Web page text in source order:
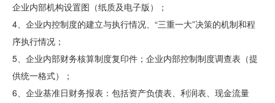
企业内部机构设置图（纸质及电子版）；
4、企业内控制度的建立与执行情况、“三重一大”决策的机制和程
序执行情况；
5、企业内部财务核算制度复印件；企业内部控制制度调查表（提
供统一格式）；
6、企业基准日财务报表：包括资产负债表、利润表、现金流量